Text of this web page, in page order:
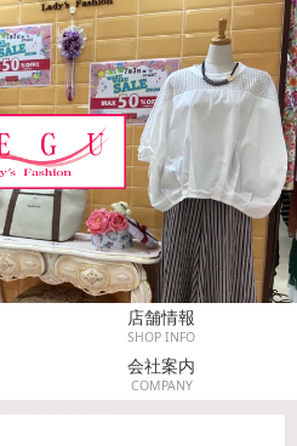
店舗情報
SHOP INFO
会社案内
COMPANY